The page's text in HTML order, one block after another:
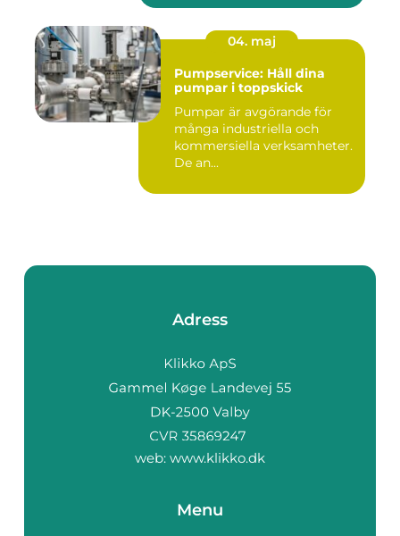
04. maj
Pumpservice: Håll dina
pumpar i toppskick
Pumpar är avgörande för
många industriella och
kommersiella verksamheter.
De an...
Adress
web: www.klikko.dk
Menu